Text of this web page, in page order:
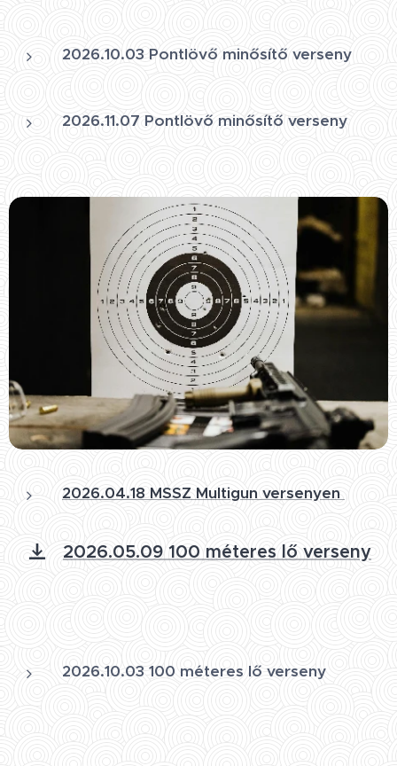
2026.10.03 Pontlövő minősítő verseny
2026.11.07 Pontlövő minősítő verseny
2026.04.18 MSSZ Multigun versenyen
2026.05.09 100 méteres lő verseny
2026.10.03 100 méteres lő verseny